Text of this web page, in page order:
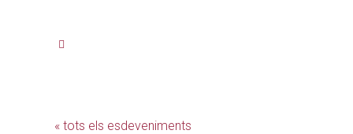
« tots els esdeveniments